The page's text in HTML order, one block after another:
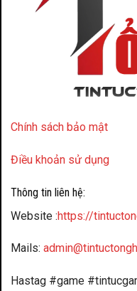
Chính sách bảo mật
Điều khoản sử dụng
Thông tin liên hệ:
Website :https://
Mails:
Hastag #game